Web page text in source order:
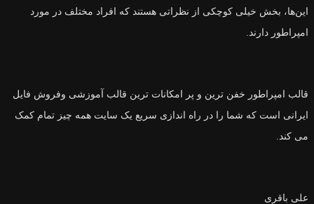
این‌ها، بخش خیلی کوچکی از نظراتی هستند که افراد مختلف در مورد
امپراطور دارند.
قالب امپراطور خفن ترین و پر امکانات ترین قالب آموزشی وفروش فایل
ایرانی است که شما را در راه اندازی سریع یک سایت همه چیز تمام کمک
می کند.
علی باقری